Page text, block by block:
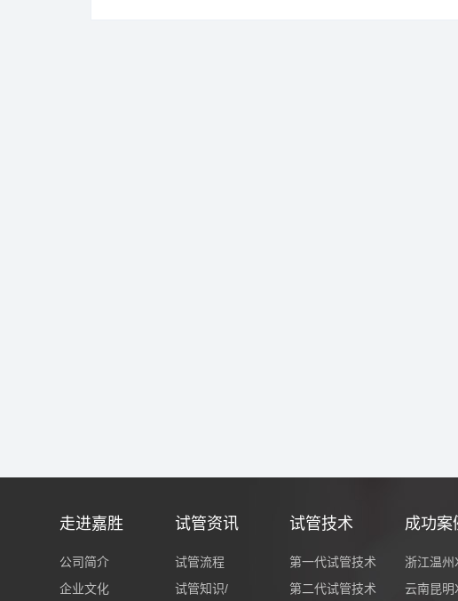
走进嘉胜
公司简介
企业文化
试管资讯
试管流程
试管知识/
试管技术
第一代试管技术
第二代试管技术
成功案
浙江温州
云南昆明